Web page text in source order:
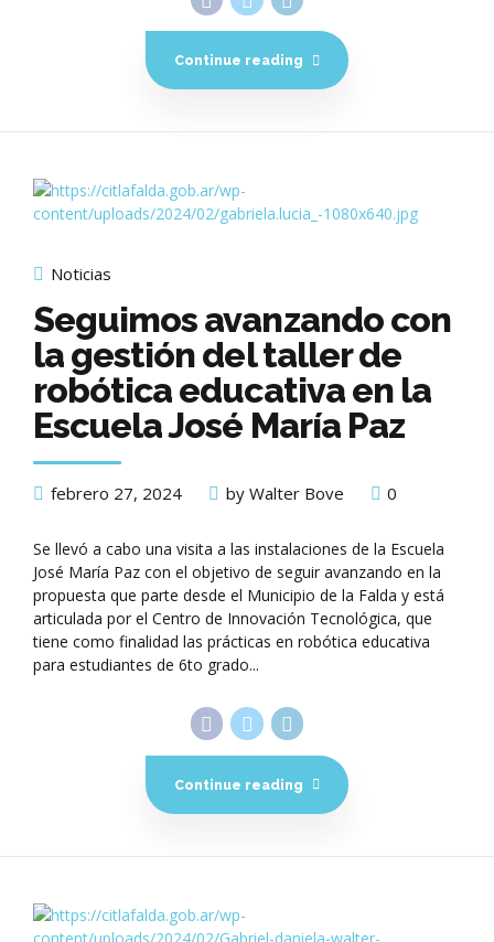
Continue reading
Noticias
Seguimos avanzando con
la gestión del taller de
robótica educativa en la
Escuela José María Paz
febrero 27, 2024 by Walter Bove 0
Se llevó a cabo una visita a las instalaciones de la Escuela
José María Paz con el objetivo de seguir avanzando en la
propuesta que parte desde el Municipio de la Falda y está
articulada por el Centro de Innovación Tecnológica, que
tiene como finalidad las prácticas en robótica educativa
para estudiantes de 6to grado...
Continue reading